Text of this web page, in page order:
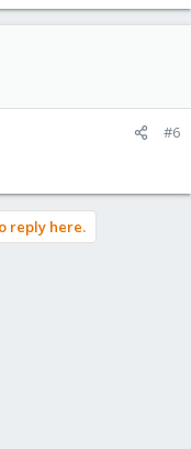
#6
reply here.